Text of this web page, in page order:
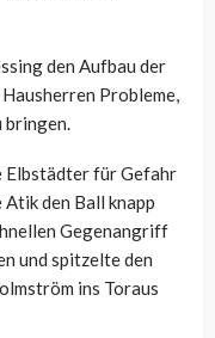
den Aufbau der
Probleme,
bringen.
Elbstädter für Gefahr
den Ball knapp
Gegenangriff
und spitzelte den
ins Toraus